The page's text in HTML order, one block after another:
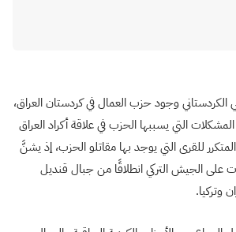
وجود حزب العمال في كردستان العراق،
التي يسببها الحزب في علاقة أكراد العراق
للقرى التي يوجد بها مقاتلو الحزب، إذ يشنَّ
على الجيش التركي انطلاقًا من جبال قنديل
وتركيا.